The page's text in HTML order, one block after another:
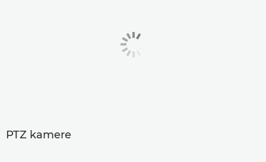
PTZ kamere